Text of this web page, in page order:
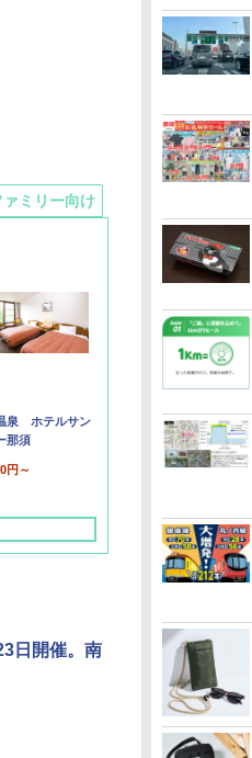
泉 ホテルサン
那須
円～
ミリー向け
日開催。南